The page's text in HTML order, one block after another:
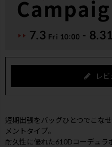
レ
短期出張をバッグひとつでこな
メントタイプ。
耐久性に優れた610Dコーデュ